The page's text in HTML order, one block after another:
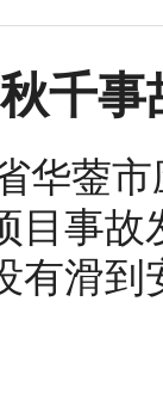
千
华蓥
目事
有滑